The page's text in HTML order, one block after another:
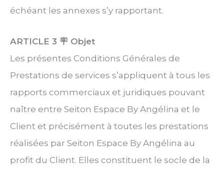
échéant les annexes s’y rapportant.
ARTICLE 3 🪧 Objet
Les présentes Conditions Générales de
Prestations de services s’appliquent à tous les
rapports commerciaux et juridiques pouvant
naître entre Seiton Espace By Angélina et le
Client et précisément à toutes les prestations
réalisées par Seiton Espace By Angélina au
profit du Client. Elles constituent le socle de la